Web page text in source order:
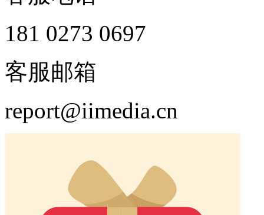
181 0273 0697
客服邮箱
report@iimedia.cn